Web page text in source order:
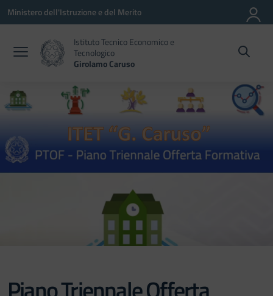
Vai ai contenuti
Vai al menu di navigazione
Vai al footer
Ministero dell'Istruzione e del Merito
Istituto Tecnico Economico e
Tecnologico
Girolamo Caruso